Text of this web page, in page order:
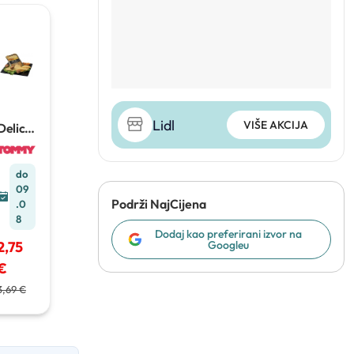
Sir
120 g
do
09
.0
8
€
Lidl VIŠE AKCIJA
Podrži NajCijena
Dodaj kao preferirani izvor na
Googleu